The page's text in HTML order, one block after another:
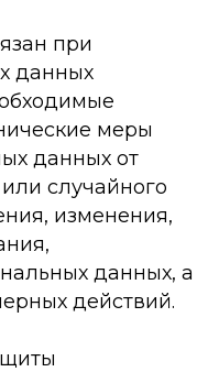
при
данных
меры
данных от
случайного
изменения,
данных, а
действий.